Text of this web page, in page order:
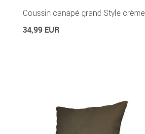
Coussin canapé grand Style crème
34,99 EUR